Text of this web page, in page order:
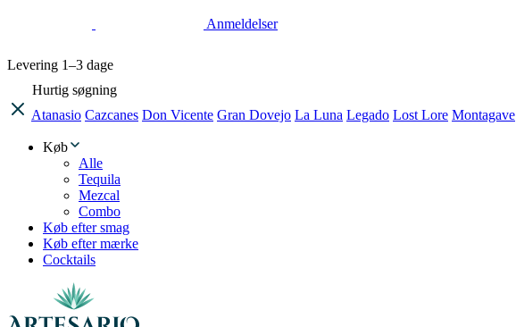
Anmeldelser
Levering 1–3 dage
Hurtig søgning
Atanasio Cazcanes Don Vicente Gran Dovejo La Luna Legado Lost Lore Montagave
Køb
Alle
Tequila
Mezcal
Combo
Køb efter smag
Køb efter mærke
Cocktails